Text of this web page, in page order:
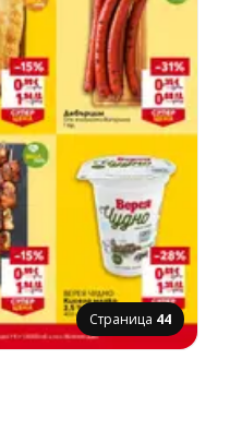
Страница 44